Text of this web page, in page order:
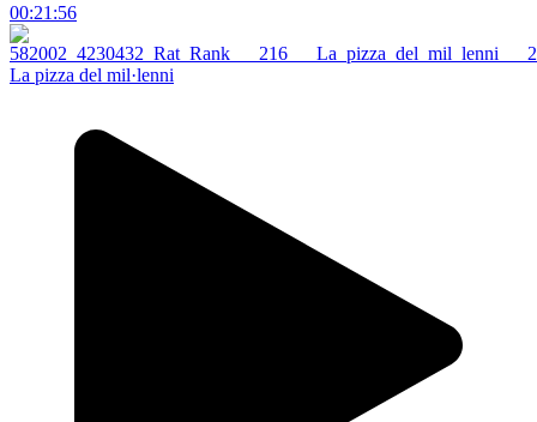
00:21:56
La pizza del mil·lenni